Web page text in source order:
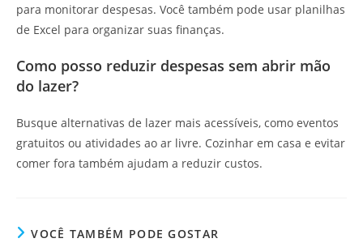
para monitorar despesas. Você também pode usar planilhas
de Excel para organizar suas finanças.
Como posso reduzir despesas sem abrir mão
do lazer?
Busque alternativas de lazer mais acessíveis, como eventos
gratuitos ou atividades ao ar livre. Cozinhar em casa e evitar
comer fora também ajudam a reduzir custos.
VOCÊ TAMBÉM PODE GOSTAR